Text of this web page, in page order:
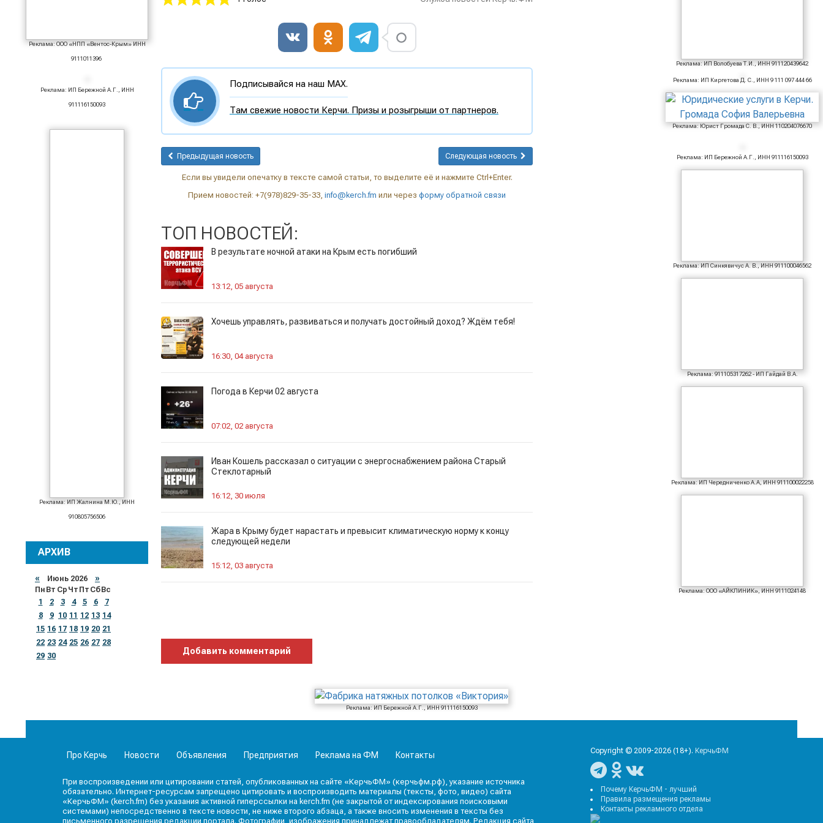
Реклама: ООО «НПП «Вентос-Крым» ИНН
9111011396
Реклама: ИП Бережной А.Г., ИНН
911116150093
Реклама: ИП Жалнина М.Ю., ИНН
910805756506
АРХИВ
« Июнь 2026 »
Пн Вт Ср Чт Пт Сб Вс
1
2 3 4 5 6
7
8
9 10 11 12 13 14
15 16 17 18 19 20 21
22 23 24 25 26 27 28
29 30
Подписывайся на наш MAX.
Там свежие новости Керчи. Призы и розыгрыши от партнеров.
Предыдущая новость Следующая новость
Если вы увидели опечатку в тексте самой статьи, то выделите её и нажмите Ctrl+Enter.
Прием новостей: +7(978)829-35-33, info@kerch.fm или через форму обратной связи
ТОП НОВОСТЕЙ:
В результате ночной атаки на Крым есть погибший
13:12, 05 августа
Хочешь управлять, развиваться и получать достойный доход? Ждём тебя!
16:30, 04 августа
Погода в Керчи 02 августа
07:02, 02 августа
Иван Кошель рассказал о ситуации с энергоснабжением района Старый
Стеклотарный
16:12, 30 июля
Жара в Крыму будет нарастать и превысит климатическую норму к концу
следующей недели
15:12, 03 августа
Добавить комментарий
Реклама: ИП Волобуева Т.И., ИНН 911120439642
Реклама: ИП Киргетова Д. С., ИНН 9 111 097 444 66
Реклама: Юрист Громада С. В., ИНН 110204076670
Реклама: ИП Бережной А.Г., ИНН 911116150093
Реклама: ИП Синкявичус А. В., ИНН 911100046562
Реклама: 911105317262 - ИП Гайдай В.А.
Реклама: ИП Чередниченко А.А, ИНН 911100022258
Реклама: ООО «АЙКЛИНИК», ИНН 9111024148
Реклама: ИП Бережной А.Г., ИНН 911116150093
Про Керчь Новости Объявления Предприятия Реклама на ФМ Контакты
При воспроизведении или цитировании статей, опубликованных на сайте «КерчьФМ» (керчьфм.рф), указание источника
обязательно. Интернет-ресурсам запрещено цитировать и воспроизводить материалы (тексты, фото, видео) сайта
«КерчьФМ» (kerch.fm) без указания активной гиперссылки на kerch.fm (не закрытой от индексирования поисковыми
системами) непосредственно в тексте новости, не ниже второго абзаца, а также вносить изменения в тексты без
письменного разрешения редакции портала. Фотографии, изображения принадлежат правообладателям. Редакция сайта
Copyright © 2009-2026 (18+). КерчьФМ
Почему КерчьФМ - лучший
Правила размещения рекламы
Контакты рекламного отдела